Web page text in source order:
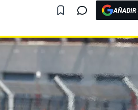
AÑADIR